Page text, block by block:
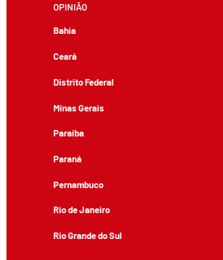
OPINIÃO
Bahia
Ceará
Distrito Federal
Minas Gerais
Paraíba
Paraná
Pernambuco
Rio de Janeiro
Rio Grande do Sul